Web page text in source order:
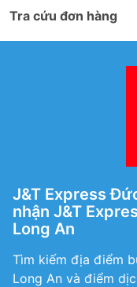
Tra cứu đơn hàng
J&T Express
nhận J&T
Long An
Tìm kiếm địa điểm
Long An và điểm